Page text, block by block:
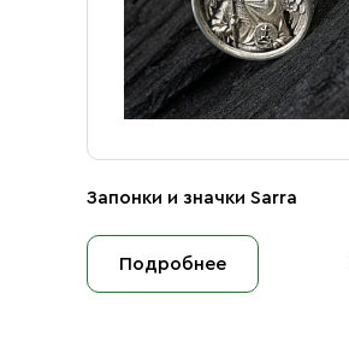
Запонки и значки Sarra
Подробнее